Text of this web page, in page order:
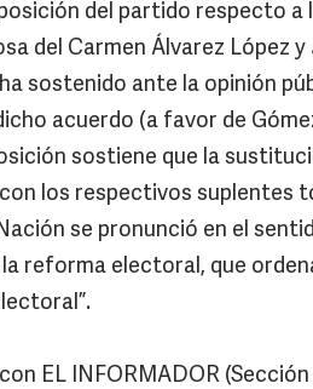
del partido respecto
del Carmen Álvarez López
sostenido ante la opinión
acuerdo (a favor de
sostiene que la
los respectivos suplentes
se pronunció en el
reforma electoral, que
EL INFORMADOR